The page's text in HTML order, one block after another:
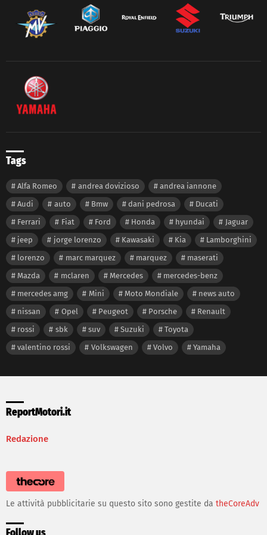
Tags
Alfa Romeo andrea dovizioso
andrea iannone
Audi
auto Bmw dani pedrosa
Ducati
Ferrari
Fiat Ford Honda hyundai
Jaguar
jeep
jorge lorenzo Kawasaki Kia
Lamborghini
lorenzo
marc marquez marquez
maserati
Mazda
mclaren Mercedes
mercedes-benz
mercedes amg
Mini Moto Mondiale
news auto
nissan
Opel Peugeot Porsche
Renault
rossi
sbk suv Suzuki
Toyota
valentino rossi
Volkswagen Volvo Yamaha
ReportMotori.it
Redazione
Le attività pubblicitarie su questo sito sono gestite da theCoreAdv